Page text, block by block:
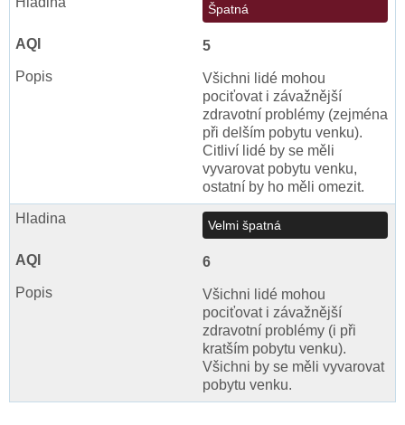
Špatná
5
Všichni lidé mohou
pociťovat i závažnější
zdravotní problémy (zejména
při delším pobytu venku).
Citliví lidé by se měli
vyvarovat pobytu venku,
ostatní by ho měli omezit.
Velmi špatná
6
Všichni lidé mohou
pociťovat i závažnější
zdravotní problémy (i při
kratším pobytu venku).
Všichni by se měli vyvarovat
pobytu venku.